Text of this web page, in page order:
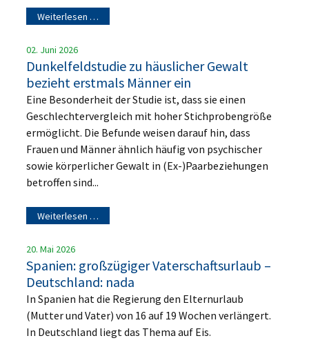
Weiterlesen …
02. Juni 2026
Dunkelfeldstudie zu häuslicher Gewalt
bezieht erstmals Männer ein
Eine Besonderheit der Studie ist, dass sie einen
Geschlechtervergleich mit hoher Stichprobengröße
ermöglicht. Die Befunde weisen darauf hin, dass
Frauen und Männer ähnlich häufig von psychischer
sowie körperlicher Gewalt in (Ex-)Paarbeziehungen
betroffen sind...
Weiterlesen …
20. Mai 2026
Spanien: großzügiger Vaterschaftsurlaub –
Deutschland: nada
In Spanien hat die Regierung den Elternurlaub
(Mutter und Vater) von 16 auf 19 Wochen verlängert.
In Deutschland liegt das Thema auf Eis.